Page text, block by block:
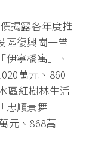
揭露各年度推
區復興崗一帶
寧橋寓」、
萬元、860
區紅樹林生活
忠順景舞
元、868萬